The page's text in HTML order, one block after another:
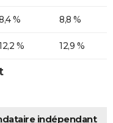
% 8,8 %
% 12,9 %
indépendant